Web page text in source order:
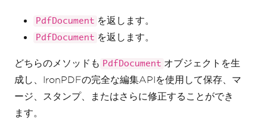
PdfDocument を返します。
PdfDocument を返します。
どちらのメソッドも PdfDocument オブジェクトを生
成し、IronPDFの完全な編集APIを使用して保存、マ
ージ、スタンプ、またはさらに修正することができ
ます。